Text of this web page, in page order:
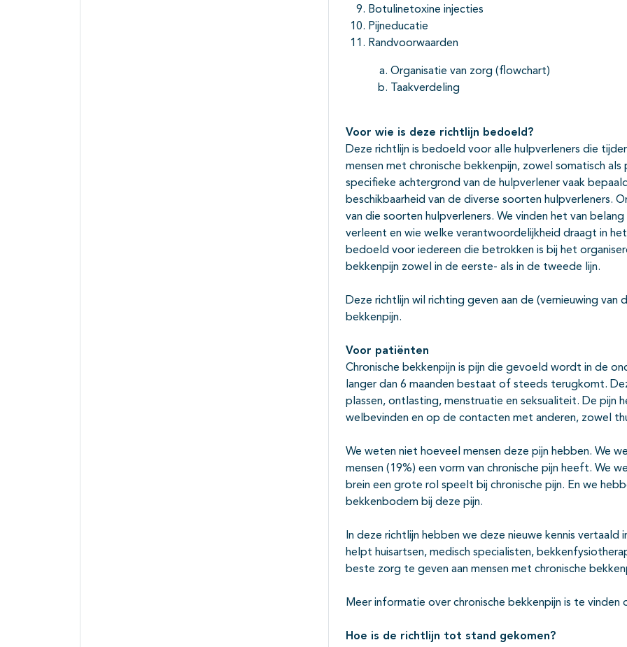
Botulinetoxine injecties
Pijneducatie
Randvoorwaarden
Organisatie van zorg (flowchart)
Taakverdeling
Voor wie is deze richtlijn bedoeld?
Deze richtlijn is bedoeld voor alle hulpverleners die
mensen met chronische bekkenpijn, zowel somatisch
specifieke achtergrond van de hulpverlener vaak
beschikbaarheid van de diverse soorten hulpverleners.
van die soorten hulpverleners. We vinden het van
verleent en wie welke verantwoordelijkheid draagt in
bedoeld voor iedereen die betrokken is bij het
bekkenpijn zowel in de eerste- als in de tweede lijn.
Deze richtlijn wil richting geven aan de (vernieuwing
bekkenpijn.
Voor patiënten
Chronische bekkenpijn is pijn die gevoeld wordt in de
langer dan 6 maanden bestaat of steeds terugkomt.
plassen, ontlasting, menstruatie en seksualiteit. De pijn
welbevinden en op de contacten met anderen, zowel
We weten niet hoeveel mensen deze pijn hebben. We
mensen (19%) een vorm van chronische pijn heeft. We
brein een grote rol speelt bij chronische pijn. En we
bekkenbodem bij deze pijn.
In deze richtlijn hebben we deze nieuwe kennis vertaald
helpt huisartsen, medisch specialisten,
beste zorg te geven aan mensen met chronische
Meer informatie over chronische bekkenpijn is te vinden
Hoe is de richtlijn tot stand gekomen?